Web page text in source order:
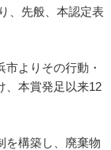
、先般、本認定表
よりその行動・
、本賞発足以来12
を構築し、廃棄物